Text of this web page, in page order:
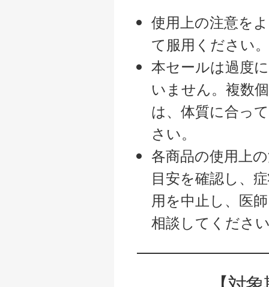
使用上の注意を
て服用ください。
本セールは過度
いません。複数
は、体質に合っ
さい。
各商品の使用上
目安を確認し、
用を中止し、医
相談してくださ